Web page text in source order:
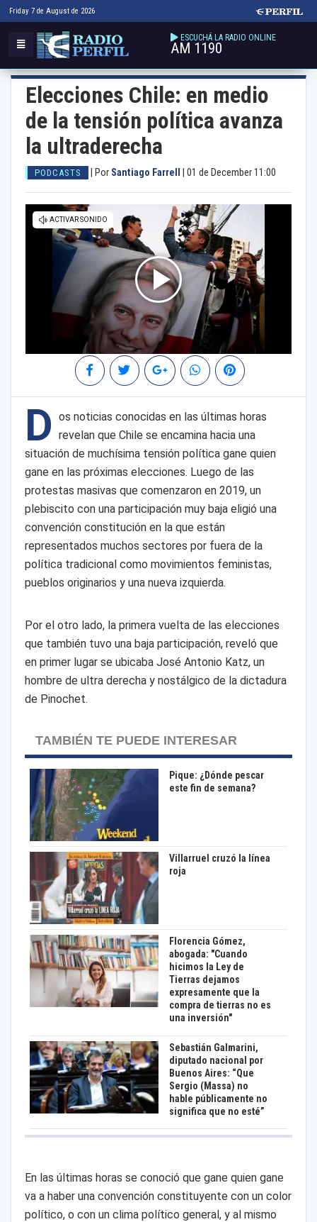
Friday 7 de August de 2026
ESCUCHÁ LA RADIO ONLINE
AM 1190
Elecciones Chile: en medio
de la tensión política avanza
la ultraderecha
PODCASTS Por Santiago Farrell 01 de December 11:00
D os noticias conocidas en las últimas horas
revelan que Chile se encamina hacia una
situación de muchísima tensión política gane quien
gane en las próximas elecciones. Luego de las
protestas masivas que comenzaron en 2019, un
plebiscito con una participación muy baja eligió una
convención constitución en la que están
representados muchos sectores por fuera de la
política tradicional como movimientos feministas,
pueblos originarios y una nueva izquierda.
Por el otro lado, la primera vuelta de las elecciones
que también tuvo una baja participación, reveló que
en primer lugar se ubicaba José Antonio Katz, un
hombre de ultra derecha y nostálgico de la dictadura
de Pinochet.
TAMBIÉN TE PUEDE INTERESAR
Pique: ¿Dónde pescar
este fin de semana?
Villarruel cruzó la línea
roja
Florencia Gómez,
abogada: "Cuando
hicimos la Ley de
Tierras dejamos
expresamente que la
compra de tierras no es
una inversión"
Sebastián Galmarini,
diputado nacional por
Buenos Aires: “Que
Sergio (Massa) no
hable públicamente no
significa que no esté”
En las últimas horas se conoció que gane quien gane
va a haber una convención constituyente con un color
político, o con un clima político general, y al mismo